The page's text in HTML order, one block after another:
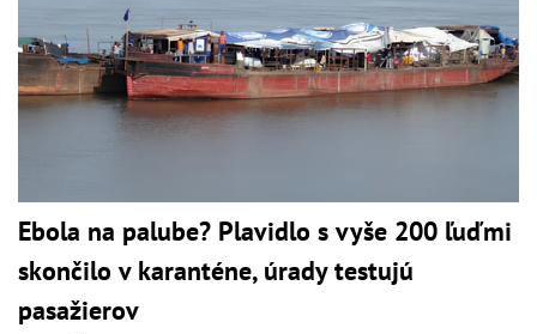
Ebola na palube? Plavidlo s vyše 200 ľuďmi
skončilo v karanténe, úrady testujú
pasažierov